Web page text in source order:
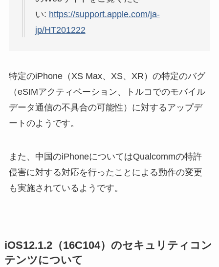
い: https://support.apple.com/ja-
jp/HT201222
特定のiPhone（XS Max、XS、XR）の特定のバグ
（eSIMアクティベーション、トルコでのモバイル
データ通信の不具合の可能性）に対するアップデ
ートのようです。
また、中国のiPhoneについてはQualcommの特許
侵害に対する対応を行ったことによる動作の変更
も実施されているようです。
iOS12.1.2（16C104）のセキュリティコン
テンツについて